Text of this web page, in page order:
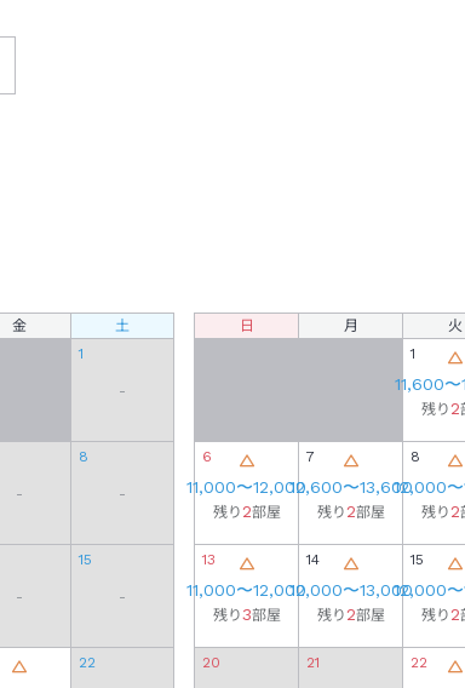
金
土
1
-
-
8
-
-
15
-
22
日 月 火
1
11,600〜
残り2
6
11,000〜12,000
残り2部屋
7
12,600〜13,600
残り2部屋
8
12,000〜
残り2
13
11,000〜12,000
残り3部屋
14
12,000〜13,000
残り2部屋
15
12,000〜
残り2
20 21 22